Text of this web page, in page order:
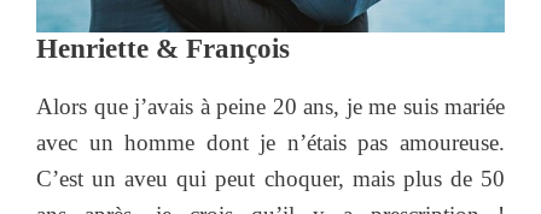
Henriette & François
Alors que j’avais à peine 20 ans, je me suis mariée
avec un homme dont je n’étais pas amoureuse.
C’est un aveu qui peut choquer, mais plus de 50